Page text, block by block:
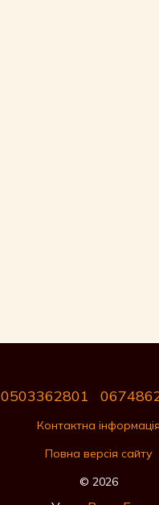
0503362801
Контактна інформація
Повна версія сайту
© 2026